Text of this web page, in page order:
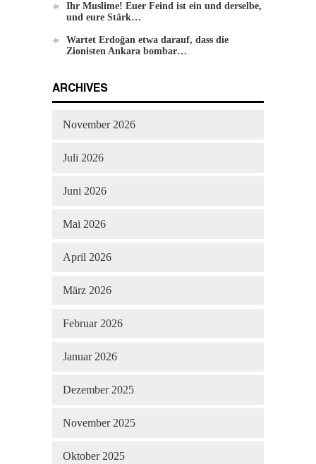
Ihr Muslime! Euer Feind ist ein und derselbe,
und eure Stärk…
Wartet Erdoğan etwa darauf, dass die
Zionisten Ankara bombar…
ARCHIVES
November 2026
Juli 2026
Juni 2026
Mai 2026
April 2026
März 2026
Februar 2026
Januar 2026
Dezember 2025
November 2025
Oktober 2025